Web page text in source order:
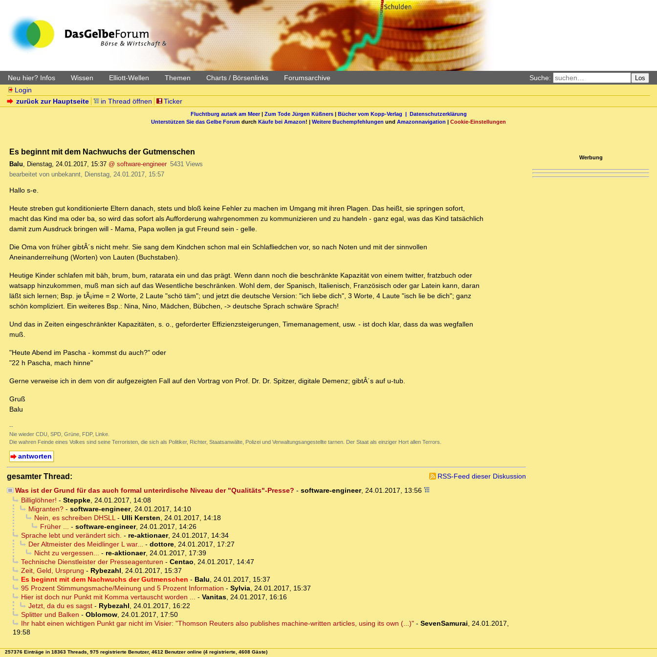
Neu hier? Infos Wissen Elliott-Wellen Themen Charts / Börsenlinks Forumsarchive Suche: Los
Login
zurück zur Hauptseite
in Thread öffnen Ticker
Fluchtburg autark am Meer| Zum Tode Jürgen Küßners| Bücher vom Kopp-Verlag | Datenschutzerklärung
Unterstützen Sie das Gelbe Forum durch Käufe bei Amazon! | Weitere Buchempfehlungen und Amazonnavigation | Cookie-Einstellungen
Es beginnt mit dem Nachwuchs der Gutmenschen
Balu, Dienstag, 24.01.2017, 15:37 @ software-engineer 5431 Views
bearbeitet von unbekannt, Dienstag, 24.01.2017, 15:57
Hallo s-e.
Heute streben gut konditionierte Eltern danach, stets und bloß keine Fehler zu machen im Umgang mit ihren Plagen. Das heißt, sie springen sofort,
macht das Kind ma oder ba, so wird das sofort als Aufforderung wahrgenommen zu kommunizieren und zu handeln - ganz egal, was das Kind tatsächlich
damit zum Ausdruck bringen will - Mama, Papa wollen ja gut Freund sein - gelle.
Die Oma von früher gibtÂ´s nicht mehr. Sie sang dem Kindchen schon mal ein Schlafliedchen vor, so nach Noten und mit der sinnvollen
Aneinanderreihung (Worten) von Lauten (Buchstaben).
Heutige Kinder schlafen mit bäh, brum, bum, ratarata ein und das prägt. Wenn dann noch die beschränkte Kapazität von einem twitter, fratzbuch oder
watsapp hinzukommen, muß man sich auf das Wesentliche beschränken. Wohl dem, der Spanisch, Italienisch, Französisch oder gar Latein kann, daran
läßt sich lernen; Bsp. je tÃ¡ime = 2 Worte, 2 Laute "schö täm"; und jetzt die deutsche Version: "ich liebe dich", 3 Worte, 4 Laute "isch lie be dich"; ganz
schön kompliziert. Ein weiteres Bsp.: Nina, Nino, Mädchen, Bübchen, -> deutsche Sprach schwäre Sprach!
Und das in Zeiten eingeschränkter Kapazitäten, s. o., geforderter Effizienzsteigerungen, Timemanagement, usw. - ist doch klar, dass da was wegfallen
muß.
"Heute Abend im Pascha - kommst du auch?" oder
"22 h Pascha, mach hinne"
Gerne verweise ich in dem von dir aufgezeigten Fall auf den Vortrag von Prof. Dr. Dr. Spitzer, digitale Demenz; gibtÂ´s auf u-tub.
Gruß
Balu
--
Nie wieder CDU, SPD, Grüne, FDP, Linke.
Die wahren Feinde eines Volkes sind seine Terroristen, die sich als Politiker, Richter, Staatsanwälte, Polizei und Verwaltungsangestellte tarnen. Der Staat als einziger Hort allen Terrors.
antworten
gesamter Thread:
RSS-Feed dieser Diskussion
Was ist der Grund für das auch formal unterirdische Niveau der "Qualitäts"-Presse? - software-engineer, 24.01.2017, 13:56
Billiglöhner! - Steppke, 24.01.2017, 14:08
Migranten?- software-engineer, 24.01.2017, 14:10
Nein, es schreiben DHSLL- Ulli Kersten, 24.01.2017, 14:18
Früher ... - software-engineer, 24.01.2017, 14:26
Sprache lebt und verändert sich. - re-aktionaer, 24.01.2017, 14:34
Der Altmeister des Meidlinger L war... - dottore, 24.01.2017, 17:27
Nicht zu vergessen... - re-aktionaer, 24.01.2017, 17:39
Technische Dienstleister der Presseagenturen - Centao, 24.01.2017, 14:47
Zeit, Geld, Ursprung - Rybezahl, 24.01.2017, 15:37
Es beginnt mit dem Nachwuchs der Gutmenschen - Balu, 24.01.2017, 15:37
95 Prozent Stimmungsmache/Meinung und 5 Prozent Information - Sylvia, 24.01.2017, 15:37
Hier ist doch nur Punkt mit Komma vertauscht worden ... - Vanitas, 24.01.2017, 16:16
Jetzt, da du es sagst- Rybezahl, 24.01.2017, 16:22
Splitter und Balken - Oblomow, 24.01.2017, 17:50
Ihr habt einen wichtigen Punkt gar nicht im Visier: "Thomson Reuters also publishes machine-written articles, using its own (...)"- SevenSamurai, 24.01.2017,
19:58
Werbung
257376 Einträge in 18363 Threads, 975 registrierte Benutzer, 4612 Benutzer online (4 registrierte, 4608 Gäste)